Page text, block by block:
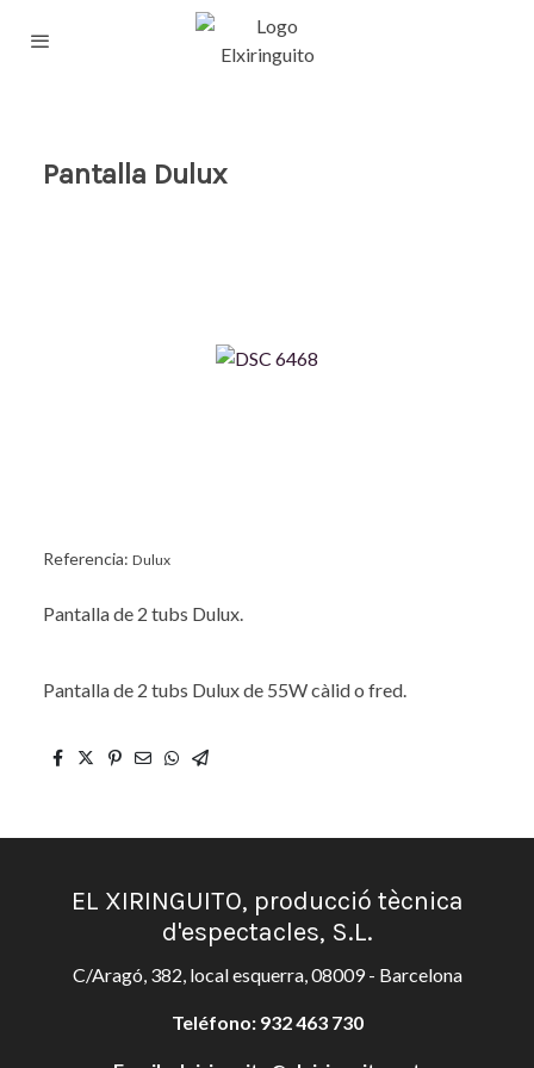
Pantalla Dulux
Referencia: Dulux
Pantalla de 2 tubs Dulux.
Pantalla de 2 tubs Dulux de 55W càlid o fred.
EL XIRINGUITO, producció tècnica
d'espectacles, S.L.
C/Aragó, 382, local esquerra, 08009 - Barcelona
Teléfono: 932 463 730